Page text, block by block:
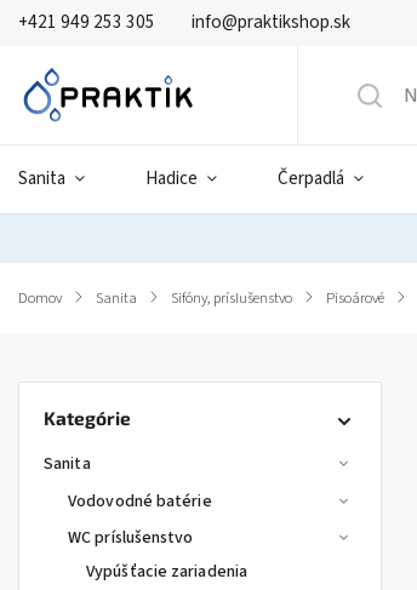
+421 949 253 305 info@praktikshop.sk
Sanita Hadice Čerpadlá
Domov / Sanita / Sifóny, príslušenstvo / Pisoárové /
Kategórie
Sanita
Vodovodné batérie
WC príslušenstvo
Vypúšťacie zariadenia